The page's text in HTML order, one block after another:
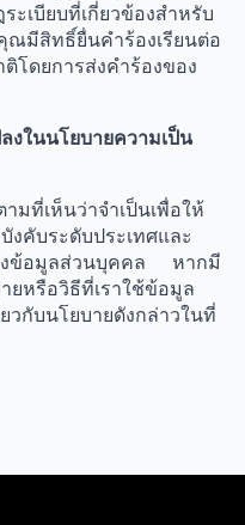
เบียบที่เกี่ยวข้องสำหรับ
มีสิทธิ์ยื่นคำร้องเรียนต่อ
โดยการส่งคำร้องของ
งในนโยบายความเป็น
มที่เห็นว่าจําเป็นเพื่อให้
คับระดับประเทศและ
งข้อมูลส่วนบุคคล หากมี
ยหรือวิธีที่เราใช้ข้อมูล
วกับนโยบายดังกล่าวในที่